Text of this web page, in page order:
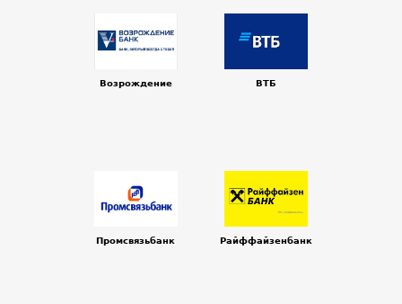
Возрождение ВТБ
Промсвязьбанк Райффайзенбанк